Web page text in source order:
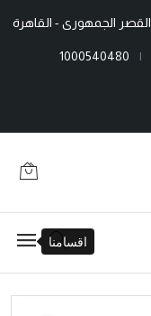
|
1000540480
اقسامنا